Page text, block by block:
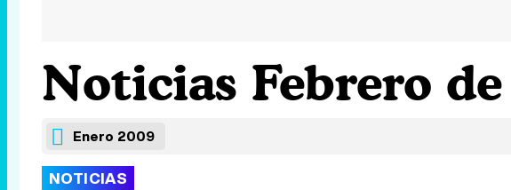
Noticias Febrero
Enero 2009
NOTICIAS